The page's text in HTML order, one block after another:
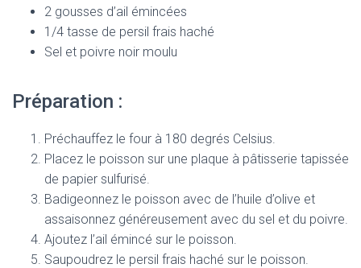
2 gousses d’ail émincées
1/4 tasse de persil frais haché
Sel et poivre noir moulu
Préparation :
Préchauffez le four à 180 degrés Celsius.
Placez le poisson sur une plaque à pâtisserie tapissée
de papier sulfurisé.
Badigeonnez le poisson avec de l’huile d’olive et
assaisonnez généreusement avec du sel et du poivre.
Ajoutez l’ail émincé sur le poisson.
Saupoudrez le persil frais haché sur le poisson.